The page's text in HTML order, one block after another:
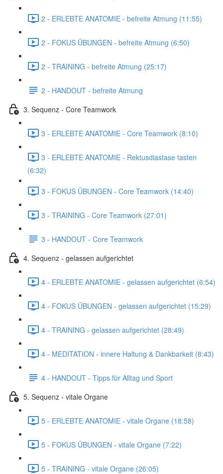
2 - ERLEBTE ANATOMIE - befreite Atmung (11:55)
2 - FOKUS ÜBUNGEN - befreite Atmung (6:50)
2 - TRAINING - befreite Atmung (25:17)
2 - HANDOUT - befreite Atmung
3. Sequenz - Core Teamwork
3 - ERLEBTE ANATOMIE - Core Teamwork (8:10)
3 - ERLEBTE ANATOMIE - Rektusdiastase tasten
(6:32)
3 - FOKUS ÜBUNGEN - Core Teamwork (14:40)
3 - TRAINING - Core Teamwork (27:01)
3 - HANDOUT - Core Teamwork
4. Sequenz - gelassen aufgerichtet
4 - ERLEBTE ANATOMIE - gelassen aufgerichtet (6:54)
4 - FOKUS ÜBUNGEN - gelassen aufgerichtet (15:29)
4 - TRAINING - gelassen aufgerichtet (28:49)
4 - MEDITATION - innere Haltung & Dankbarkeit (8:43)
4 - HANDOUT - Tipps für Alltag und Sport
5. Sequenz - vitale Organe
5 - ERLEBTE ANATOMIE - vitale Organe (18:58)
5 - FOKUS ÜBUNGEN - vitale Organe (7:22)
5 - TRAINING - vitale Organe (26:05)